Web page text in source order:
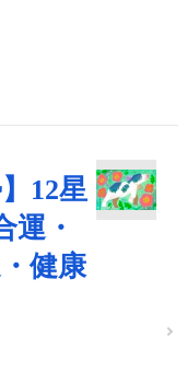
12星
運・
健康